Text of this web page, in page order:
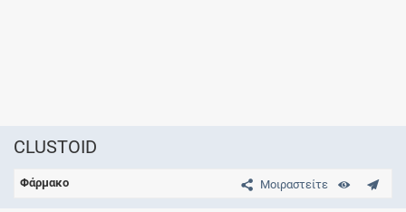
CLUSTOID
Μοιραστείτε
Φάρμακο